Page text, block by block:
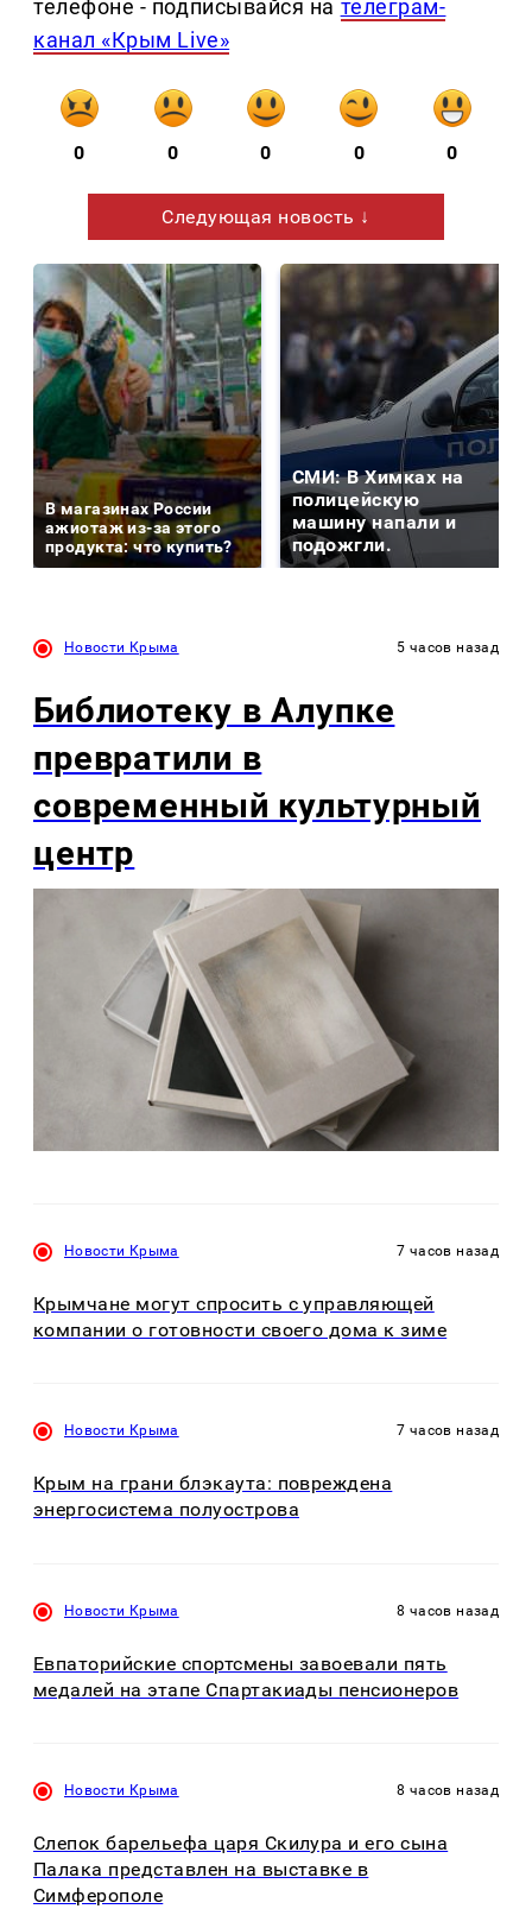
телефоне - подписывайся на телеграм-
канал «Крым Live»
0 0 0 0 0
Следующая новость ↓
В магазинах России
ажиотаж из-за этого
продукта: что купить?
СМИ: В Химках на
полицейскую
машину напали и
подожгли.
Новости Крыма 5 часов назад
Библиотеку в Алупке
превратили в
современный культурный
центр
Новости Крыма 7 часов назад
Крымчане могут спросить с управляющей
компании о готовности своего дома к зиме
Новости Крыма 7 часов назад
Крым на грани блэкаута: повреждена
энергосистема полуострова
Новости Крыма 8 часов назад
Евпаторийские спортсмены завоевали пять
медалей на этапе Спартакиады пенсионеров
Новости Крыма 8 часов назад
Слепок барельефа царя Скилура и его сына
Палака представлен на выставке в
Симферополе